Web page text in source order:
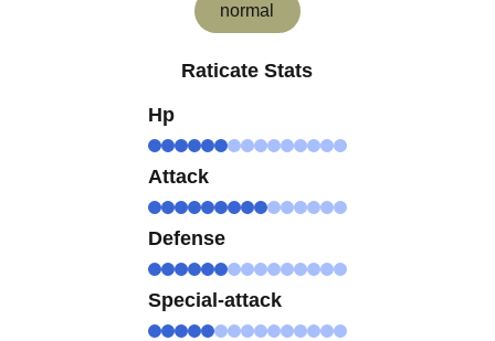
normal
Raticate Stats
Hp
Attack
Defense
Special-attack